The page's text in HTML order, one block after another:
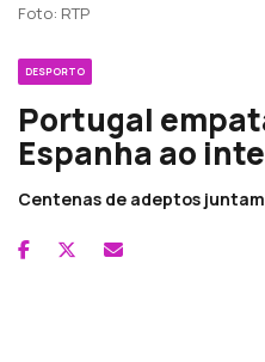
Foto: RTP
DESPORTO
Portugal
Espanha ao
Centenas de adeptos